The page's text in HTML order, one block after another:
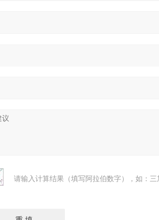
请输入计算结果（填写阿拉伯数字），如：三